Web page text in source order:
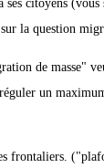
ses citoyens (vous
la question
de masse"
un
frontaliers.